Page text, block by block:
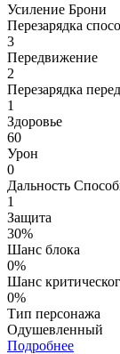
Усиление Брони
Перезарядка
3
Передвижение
2
Перезарядка
1
Здоровье
60
Урон
0
Дальность
1
Защита
30%
Шанс блока
0%
Шанс
0%
Тип персонажа
Одушевленный
Подробнее